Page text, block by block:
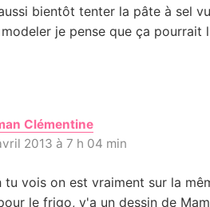
bientôt tenter la pâte à sel
je pense que ça pourrait
Clémentined
i
:
2013 à 7 h 04 min
tu vois on est vraiment sur la
le frigo, y'a un dessin de